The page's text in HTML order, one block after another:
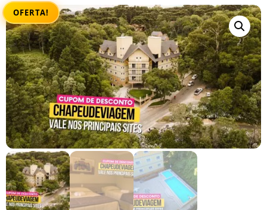
OFERTA!